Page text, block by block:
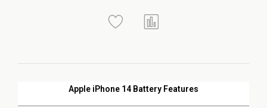
Apple iPhone 14 Battery Features